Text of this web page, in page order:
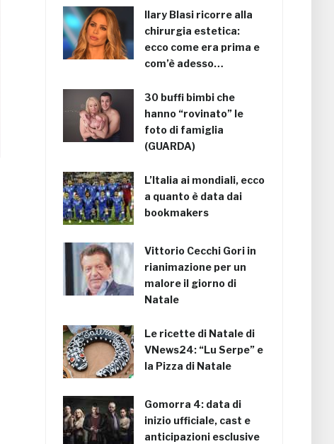
Ilary Blasi ricorre alla
chirurgia estetica:
ecco come era prima e
com’è adesso…
30 buffi bimbi che
hanno “rovinato” le
foto di famiglia
(GUARDA)
L’Italia ai mondiali, ecco
a quanto è data dai
bookmakers
Vittorio Cecchi Gori in
rianimazione per un
malore il giorno di
Natale
Le ricette di Natale di
VNews24: “Lu Serpe” e
la Pizza di Natale
Gomorra 4: data di
inizio ufficiale, cast e
anticipazioni esclusive